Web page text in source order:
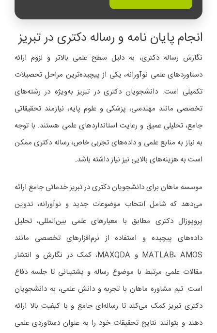
انجام پایان‌ نامه و رساله دکتری در تبریز
نگارش رساله دکتری، به دلیل سطح علمی بالاتر و لزوم ارائه
دستاوردهای علمی نوآورانه، یکی از پیچیده‌ترین مراحل تحصیلات
تکمیلی است. دانشجویان دکتری در تبریز به‌ویژه در رشته‌های
تخصصی مانند مهندسی، پزشکی و علوم پایه، نیازمند تحقیقاتی
جامع، تحلیلی عمیق و رعایت استانداردهای علمی هستند. با توجه
به نیاز به منابع علمی و داده‌های تجربی خاص، رساله دکتری ممکن
است به هزینه‌های بالایی نیز نیاز داشته باشد.
موسسه ماهان برای دانشجویان دکتری در تبریز خدماتی جامع ارائه
می‌دهد که شامل انتخاب موضوعات جدید و نوآورانه، تدوین
پروپوزال دکتری مطابق با معیارهای علمی بین‌المللی، تحلیل
داده‌های پیچیده و استفاده از نرم‌افزارهای تخصصی مانند
MATLAB، AMOS و MAXQDA، کمک در نگارش و انتشار
مقالات علمی مرتبط با موضوع رساله و پشتیبانی تا جلسه دفاع
است. تیم مشاوره ماهان با تجربه و دانش علمی، به دانشجویان
دکتری تبریز کمک می‌کند تا رساله‌ای جامع و با کیفیت بالا ارائه
دهند و بتوانند نتایج تحقیقات خود را به عنوان دستاوردی علمی